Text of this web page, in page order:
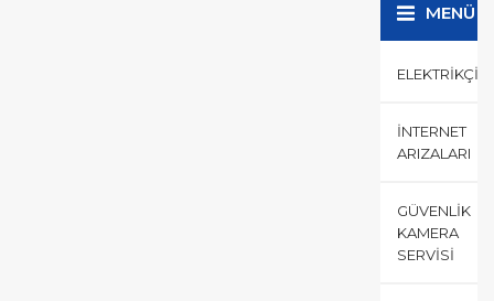
MENÜ
ELEKTRIKÇI
İNTERNET
ARIZALARI
GÜVENLIK
KAMERA
SERVISI